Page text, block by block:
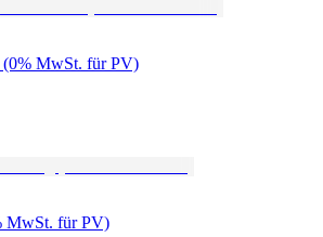
(0% MwSt. für PV)
MwSt. für PV)